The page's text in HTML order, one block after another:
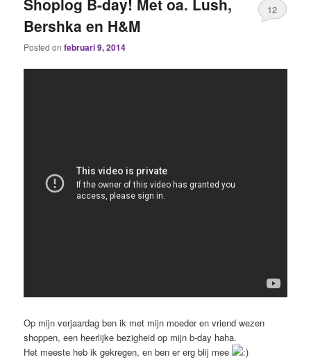
Shoplog B-day! Met oa. Lush,
Bershka en H&M
Posted onfebruari 9, 2014
12
Op mijn verjaardag ben ik met mijn moeder en vriend wezen
shoppen, een heerlijke bezigheid op mijn b-day haha.
Het meeste heb ik gekregen, en ben er erg blij mee